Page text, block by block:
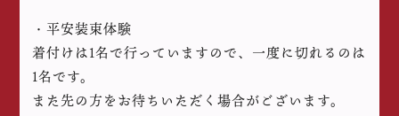
・平安装束体験
着付けは1名で行っていますので、一度に切れるのは
1名です。
また先の方をお待ちいただく場合がございます。